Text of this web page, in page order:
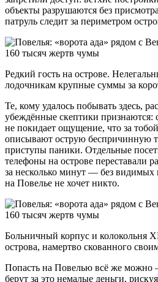
объекты разрушаются без
патруль следит за периметром
Редкий гость на острове.
лодочникам крупные суммы за
Те, кому удалось побывать здесь,
убеждённые скептики
не покидает ощущение, что за
описывают острую беспричинную
приступы паники. Отдельные
телефоны на острове переставали
за несколько минут — без видимых
на Повелье не хочет никто.
Больничный корпус и колокольня
острова, намертво скованного
Попасть на Повелью всё же можно
берут за это немалые деньги,